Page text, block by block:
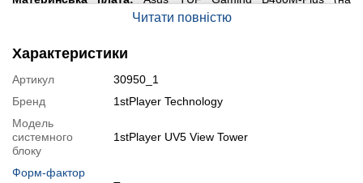
Охолодження процесора:
(нова комплектуюча)
Group
Постійна пам'ять:
100%)
Графіка:
GDDR6X, 320-bit
Читати повністю
Характеристики
Артикул
30950_1
Бренд
1stPlayer Technology
Модель
системного
блоку
1stPlayer UV5 View Tower
Форм-фактор